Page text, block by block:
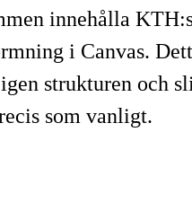
innehålla
i Canvas.
strukturen och
som vanligt.